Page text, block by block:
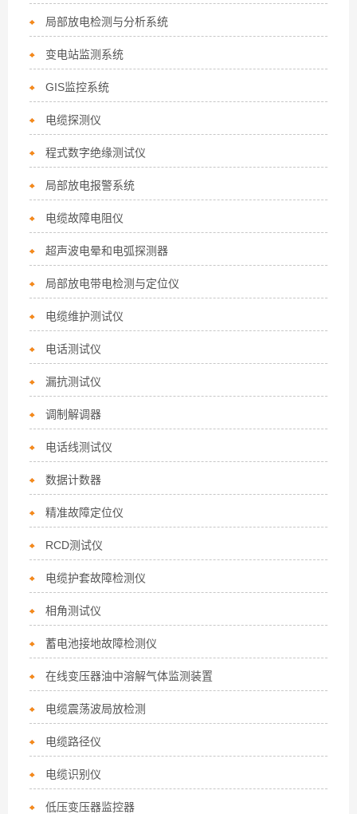
局部放电检测与分析系统
变电站监测系统
GIS监控系统
电缆探测仪
程式数字绝缘测试仪
局部放电报警系统
电缆故障电阻仪
超声波电晕和电弧探测器
局部放电带电检测与定位仪
电缆维护测试仪
电话测试仪
漏抗测试仪
调制解调器
电话线测试仪
数据计数器
精准故障定位仪
RCD测试仪
电缆护套故障检测仪
相角测试仪
蓄电池接地故障检测仪
在线变压器油中溶解气体监测装置
电缆震荡波局放检测
电缆路径仪
电缆识别仪
低压变压器监控器